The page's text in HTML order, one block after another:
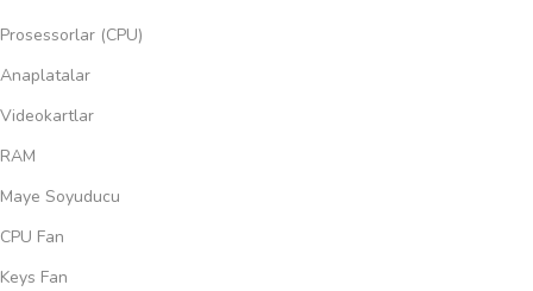
Prosessorlar (CPU)
Anaplatalar
Videokartlar
RAM
Maye Soyuducu
CPU Fan
Keys Fan